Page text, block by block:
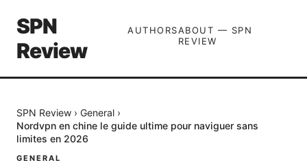
SPN
Review
AUTHORSABOUT — SPN
REVIEW
SPN Review › General ›
Nordvpn en chine le guide ultime pour naviguer sans
limites en 2026
GENERAL